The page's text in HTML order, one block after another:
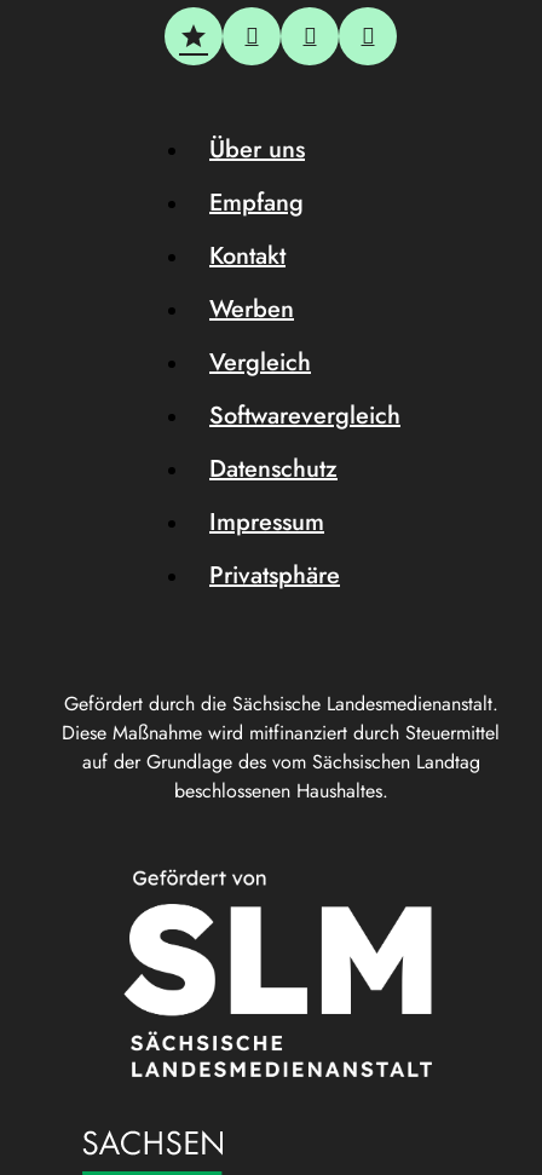
Gefördert durch die Sächsische Landesmedienanstalt.
Diese Maßnahme wird mitfinanziert durch Steuermittel
auf der Grundlage des vom Sächsischen Landtag
beschlossenen Haushaltes.
Über uns
Empfang
Kontakt
Werben
Vergleich
Softwarevergleich
Datenschutz
Impressum
Privatsphäre